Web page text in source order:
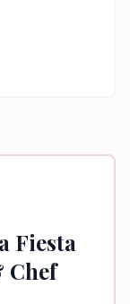
Fiesta